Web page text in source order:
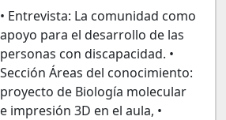
• Entrevista: La comunidad como
apoyo para el desarrollo de las
personas con discapacidad. •
Sección Áreas del conocimiento:
proyecto de Biología molecular
e impresión 3D en el aula, •